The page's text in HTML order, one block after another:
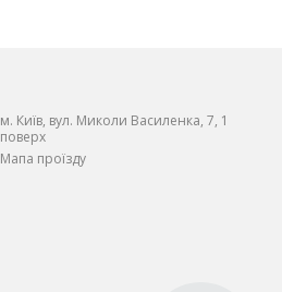
м. Київ, вул. Миколи Василенка, 7, 1
поверх
Мапа проїзду